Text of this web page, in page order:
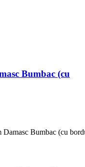
Bumbac (cu
Damasc Bumbac (cu